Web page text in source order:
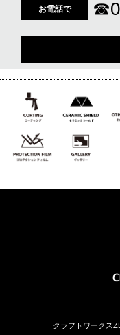
お電話で ☎
クラフトワークス